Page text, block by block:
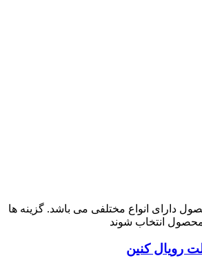
دارای انواع مختلفی می باشد. گزینه ها
انتخاب شوند
رویال کنین